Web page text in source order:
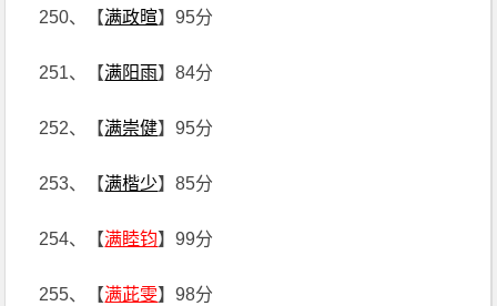
250、【满政暄】95分
251、【满阳雨】84分
252、【满崇健】95分
253、【满楷少】85分
254、【满睦钧】99分
255、【满茈雯】98分